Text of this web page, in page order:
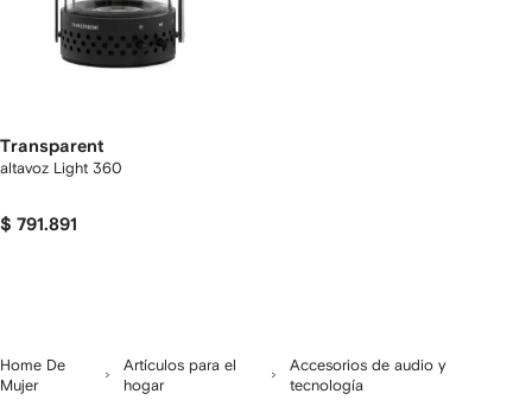
Transparent
altavoz Light 360
$ 791.891
Home De
Mujer
Artículos para el
hogar
Accesorios de audio y
tecnología